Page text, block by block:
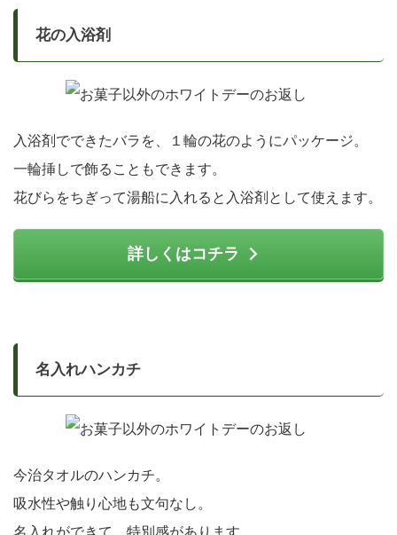
花の入浴剤
入浴剤でできたバラを、１輪の花のようにパッケージ。
一輪挿しで飾ることもできます。
花びらをちぎって湯船に入れると入浴剤として使えます。
詳しくはコチラ
名入れハンカチ
今治タオルのハンカチ。
吸水性や触り心地も文句なし。
名入れができて、特別感があります。